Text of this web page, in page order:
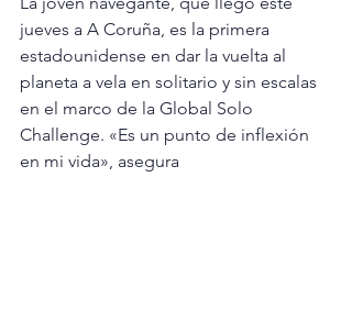
jueves a A Coruña, es la primera
estadounidense en dar la vuelta al
planeta a vela en solitario y sin escalas
en el marco de la Global Solo
Challenge. «Es un punto de inflexión
en mi vida», asegura